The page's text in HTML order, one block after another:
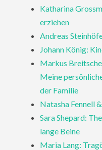
Katharina
erziehen
Andreas
Johann König:
Markus
Meine
der Familie
Natasha Fennell
Sara Shepard:
lange Beine
Maria Lang: